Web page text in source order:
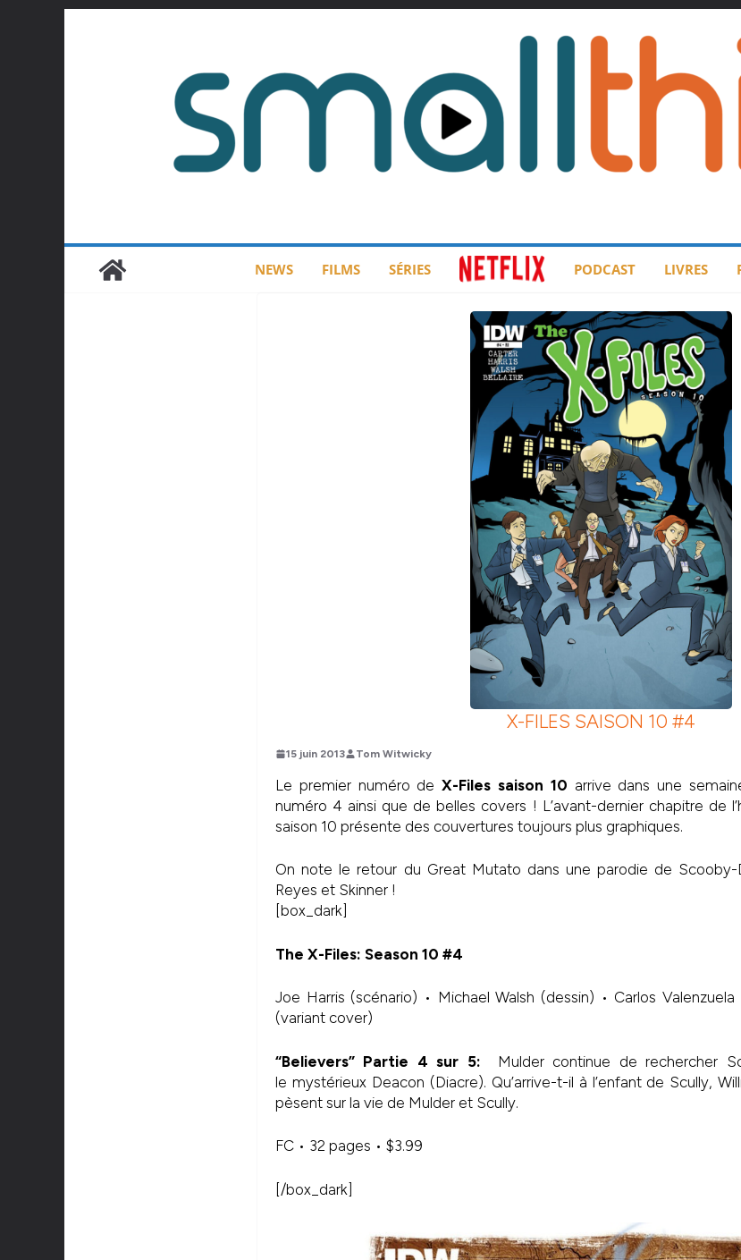
NEWS FILMS SÉRIES PODCAST LIVRES
X-FILES SAISON 10 #4
15 juin 2013 Tom Witwicky
Le premier numéro de X-Files saison 10 arrive dans une
numéro 4 ainsi que de belles covers ! L’avant-dernier chapitre de
saison 10 présente des couvertures toujours plus graphiques.
On note le retour du Great Mutato dans une parodie de
Reyes et Skinner !
[box_dark]
The X-Files: Season 10 #4
Joe Harris (scénario) • Michael Walsh (dessin) • Carlos
(variant cover)
“Believers” Partie 4 sur 5: Mulder continue de rechercher
le mystérieux Deacon (Diacre). Qu’arrive-t-il à l’enfant de Scully,
pèsent sur la vie de Mulder et Scully.
FC • 32 pages • $3.99
[/box_dark]